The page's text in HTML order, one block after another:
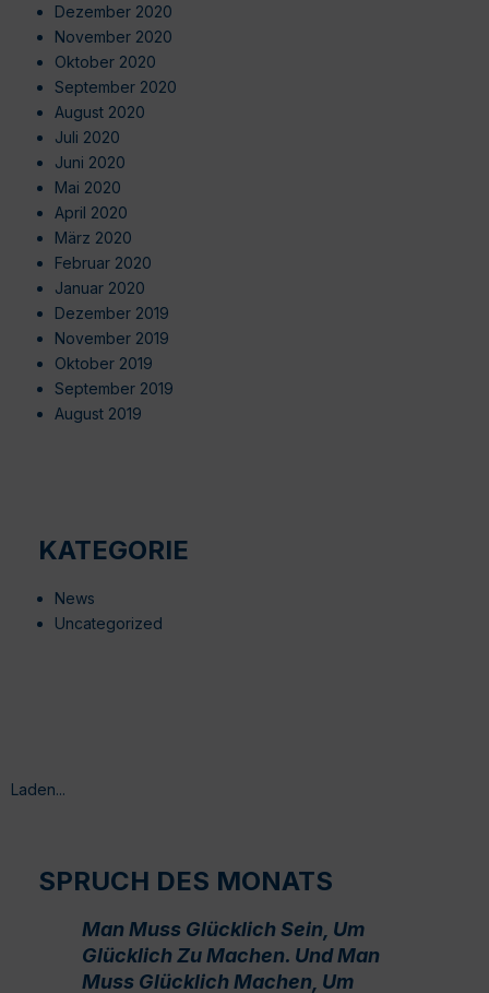
Dezember 2020
November 2020
Oktober 2020
September 2020
August 2020
Juli 2020
Juni 2020
Mai 2020
April 2020
März 2020
Februar 2020
Januar 2020
Dezember 2019
November 2019
Oktober 2019
September 2019
August 2019
KATEGORIE
News
Uncategorized
Laden...
SPRUCH DES MONATS
Man Muss Glücklich Sein, Um
Glücklich Zu Machen. Und Man
Muss Glücklich Machen, Um